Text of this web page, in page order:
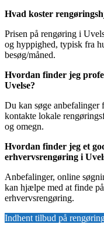
Hvad koster
Prisen på rengøring i
og hyppighed, typisk fra
besøg/måned.
Hvordan finder jeg
Uvelse?
Du kan søge anbefalinger
kontakte lokale
og omegn.
Hvordan finder jeg et
erhvervsrengøring i
Anbefalinger, online
kan hjælpe med at finde
erhvervsrengøring.
Indhent tilbud på